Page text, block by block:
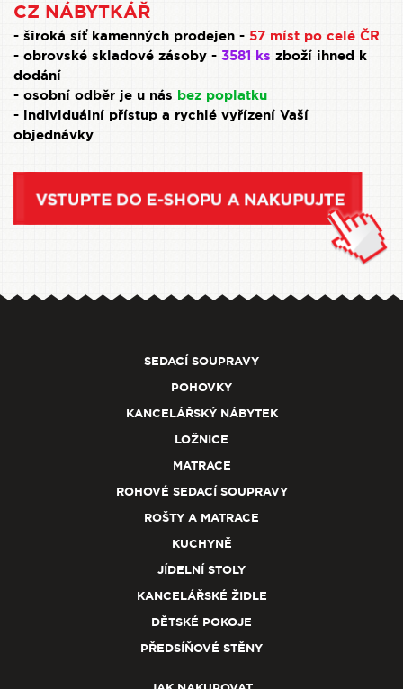
CZ NÁBYTKÁŘ
- široká síť kamenných prodejen - 57 míst po celé ČR
- obrovské skladové zásoby - 3581 ks zboží ihned k
dodání
- osobní odběr je u nás bez poplatku
- individuální přístup a rychlé vyřízení Vaší
objednávky
SEDACÍ SOUPRAVY
POHOVKY
KANCELÁŘSKÝ NÁBYTEK
LOŽNICE
MATRACE
ROHOVÉ SEDACÍ SOUPRAVY
ROŠTY A MATRACE
KUCHYNĚ
JÍDELNÍ STOLY
KANCELÁŘSKÉ ŽIDLE
DĚTSKÉ POKOJE
PŘEDSÍŇOVÉ STĚNY